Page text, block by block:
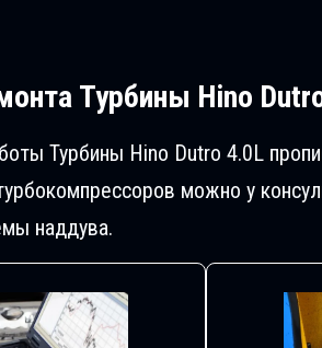
Турбины Hino
Турбины Hino Dutro 4.0L
можно у
наддува.